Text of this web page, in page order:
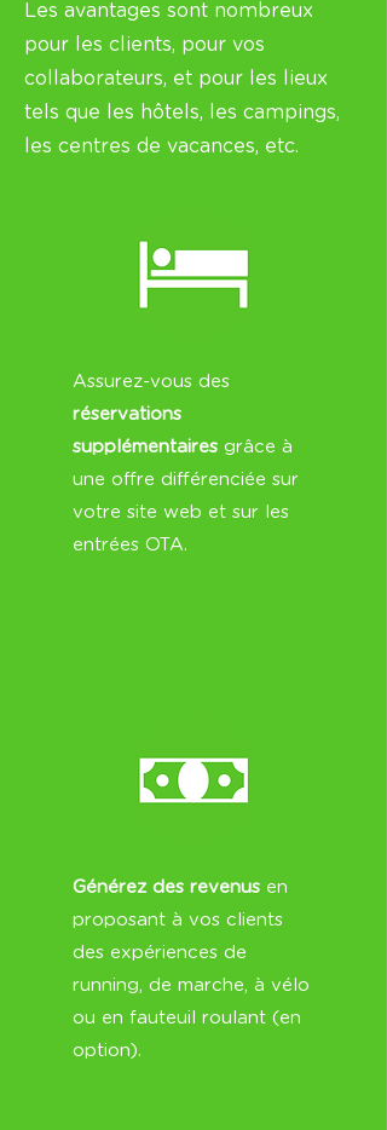
Les avantages sont nombreux
pour les clients, pour vos
collaborateurs, et pour les lieux
tels que les hôtels, les campings,
les centres de vacances, etc.
Assurez-vous des
réservations
supplémentaires grâce à
une offre différenciée sur
votre site web et sur les
entrées OTA.
Générez des revenus en
proposant à vos clients
des expériences de
running, de marche, à vélo
ou en fauteuil roulant (en
option).